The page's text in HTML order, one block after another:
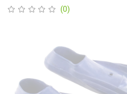
(0)